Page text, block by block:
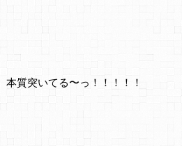
本質突いてる〜っ！！！！！